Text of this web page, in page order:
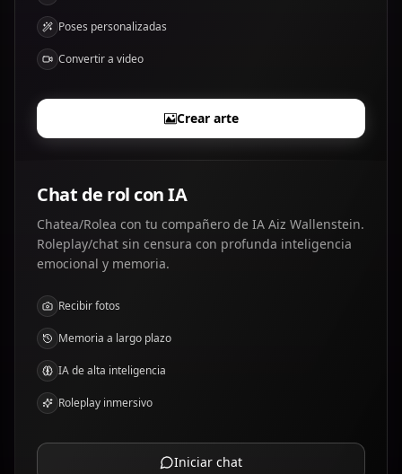
Poses personalizadas
Convertir a video
Crear arte
Chat de rol con IA
Chatea/Rolea con tu compañero de IA Aiz Wallenstein.
Roleplay/chat sin censura con profunda inteligencia
emocional y memoria.
Recibir fotos
Memoria a largo plazo
IA de alta inteligencia
Roleplay inmersivo
Iniciar chat